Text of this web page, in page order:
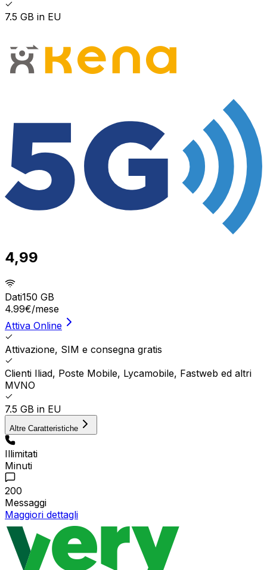
7.5 GB in EU
4,99
Dati150 GB
4.99€/mese
Attiva Online
Attivazione, SIM e consegna gratis
Clienti Iliad, Poste Mobile, Lycamobile, Fastweb ed altri
MVNO
7.5 GB in EU
Altre Caratteristiche
Illimitati
Minuti
200
Messaggi
Maggiori dettagli